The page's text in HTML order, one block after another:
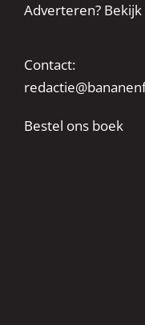
Adverteren?
Contact:
Bestel ons boek